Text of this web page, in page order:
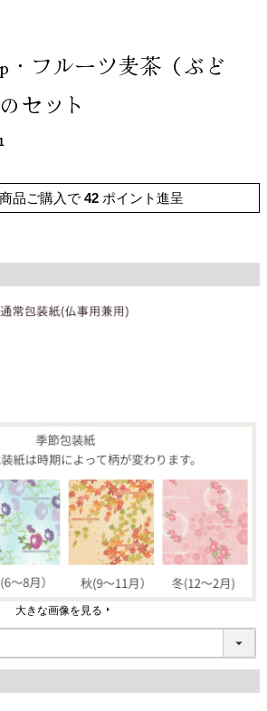
・フルーツ麦茶（ぶど
セット
品ご購入で 42 ポイント進呈
大きな画像を見る